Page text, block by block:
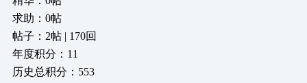
求助：0帖
帖子：2帖 | 170回
年度积分：11
历史总积分：553